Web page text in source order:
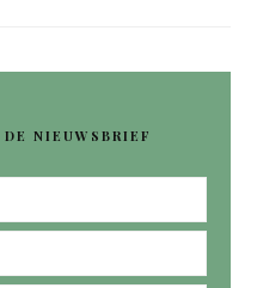
NIEUWSBRIEF